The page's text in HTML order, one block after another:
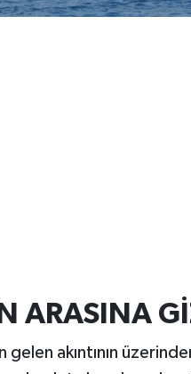
ARASINA
gelen akıntının